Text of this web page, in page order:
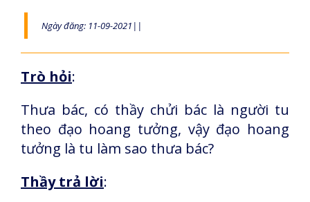
Ngày đăng: 11-09-2021||
Trò hỏi:
Thưa bác, có thầy chửi bác là người tu
theo đạo hoang tưởng, vậy đạo hoang
tưởng là tu làm sao thưa bác?
Thầy trả lời: